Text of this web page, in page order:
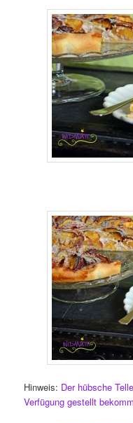
Hinweis: Der hübsche
Verfügung gestellt